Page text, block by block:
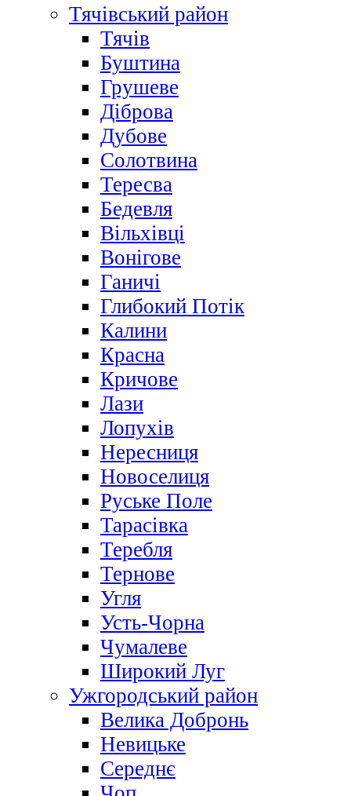
Тячівський район
Тячів
Буштина
Грушеве
Діброва
Дубове
Солотвина
Тересва
Бедевля
Вільхівці
Вонігове
Ганичі
Глибокий Потік
Калини
Красна
Кричове
Лази
Лопухів
Нересниця
Новоселиця
Руське Поле
Тарасівка
Теребля
Тернове
Угля
Усть-Чорна
Чумалеве
Широкий Луг
Ужгородський район
Велика Добронь
Невицьке
Середнє